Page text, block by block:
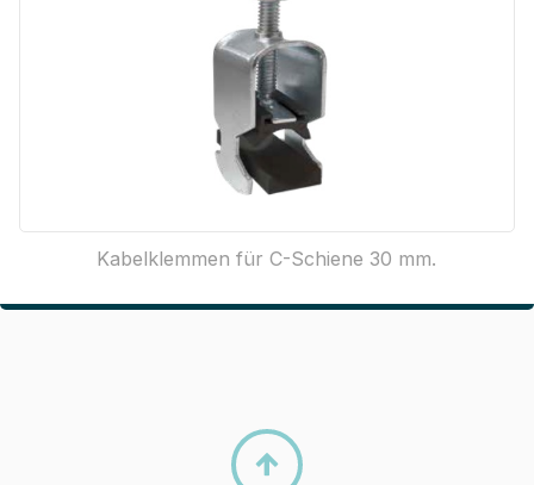
Kabelklemmen für C-Schiene 30 mm.
